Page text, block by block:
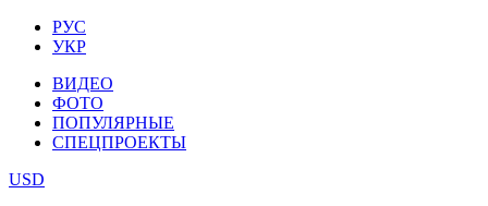
РУС
УКР
ВИДЕО
ФОТО
ПОПУЛЯРНЫЕ
СПЕЦПРОЕКТЫ
USD